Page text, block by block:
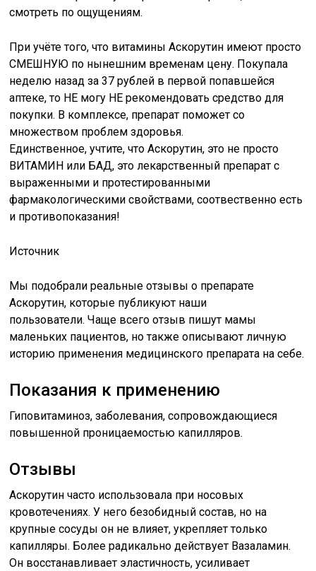
смотреть по ощущениям.
При учёте того, что витамины Аскорутин имеют просто
СМЕШНУЮ по нынешним временам цену. Покупала
неделю назад за 37 рублей в первой попавшейся
аптеке, то НЕ могу НЕ рекомендовать средство для
покупки. В комплексе, препарат поможет со
множеством проблем здоровья.
Единственное, учтите, что Аскорутин, это не просто
ВИТАМИН или БАД, это лекарственный препарат с
выраженными и протестированными
фармакологическими свойствами, соотвественно есть
и противопоказания!
Источник
Мы подобрали реальные отзывы о препарате
Аскорутин, которые публикуют наши
пользователи. Чаще всего отзыв пишут мамы
маленьких пациентов, но также описывают личную
историю применения медицинского препарата на себе.
Показания к применению
Гиповитаминоз, заболевания, сопровождающиеся
повышенной проницаемостью капилляров.
Отзывы
Аскорутин часто использовала при носовых
кровотечениях. У него безобидный состав, но на
крупные сосуды он не влияет, укрепляет только
капилляры. Более радикально действует Вазаламин.
Он восстанавливает эластичность, усиливает